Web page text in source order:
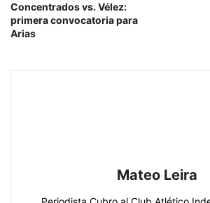
Concentrados vs. Vélez:
primera convocatoria para
Arias
Mateo Leira